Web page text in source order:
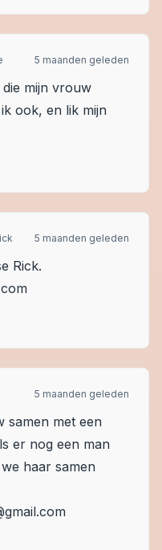
5 maanden geleden
mijn vrouw
ook, en lik mijn
5 maanden geleden
Rick.
5 maanden geleden
samen met een
er nog een man
haar samen